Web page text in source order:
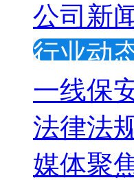
公司新
行业动
一线保
法律法
媒体聚